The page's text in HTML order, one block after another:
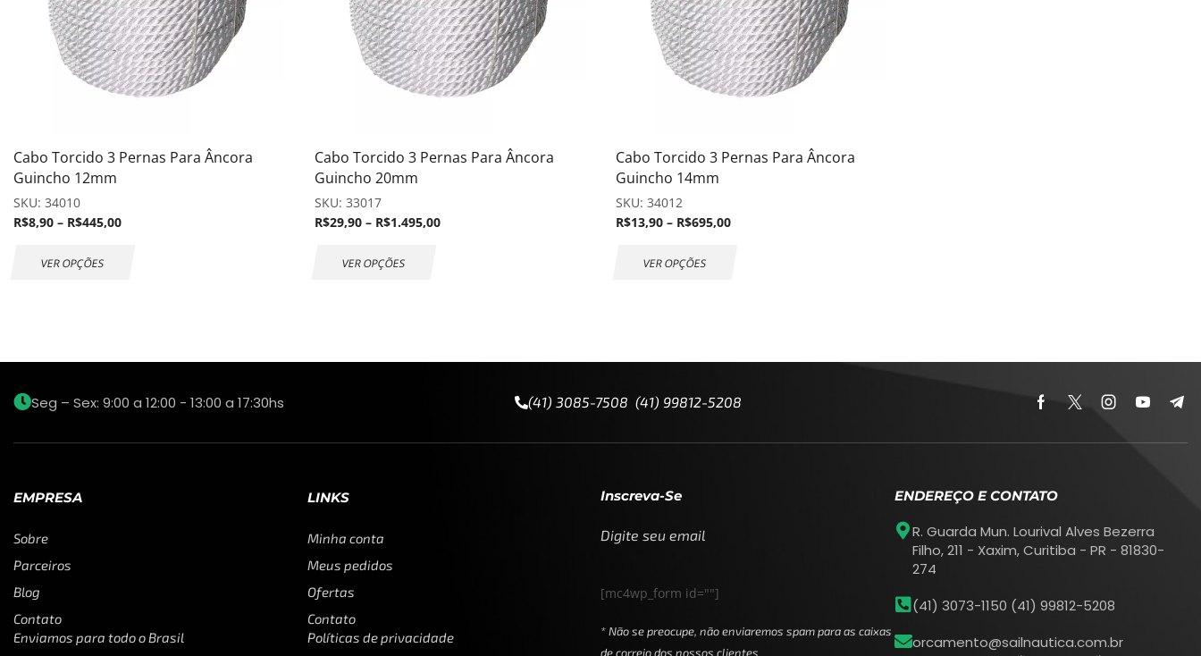
Cabo Torcido 3 Pernas Para Âncora
Guincho 12mm
SKU: 34010
R$8,90 – R$445,00
VER OPÇÕES
Cabo Torcido 3 Pernas Para Âncora
Guincho 20mm
SKU: 33017
R$29,90 – R$1.495,00
VER OPÇÕES
Cabo Torcido 3 Pernas Para Âncora
Guincho 14mm
SKU: 34012
R$13,90 – R$695,00
VER OPÇÕES
Seg – Sex: 9:00 a 12:00 - 13:00 a 17:30hs (41) 3085-7508 (41) 99812-5208
EMPRESA
Sobre
Parceiros
Blog
Contato
Enviamos para todo o Brasil
LINKS
Minha conta
Meus pedidos
Ofertas
Contato
Políticas de privacidade
Inscreva-Se
Digite seu email
[mc4wp_form id=""]
* Não se preocupe, não enviaremos spam para as caixas
de correio dos nossos clientes
ENDEREÇO E CONTATO
R. Guarda Mun. Lourival Alves Bezerra
Filho, 211 - Xaxim, Curitiba - PR - 81830-
274
(41) 3073-1150 (41) 99812-5208
orcamento@sailnautica.com.br